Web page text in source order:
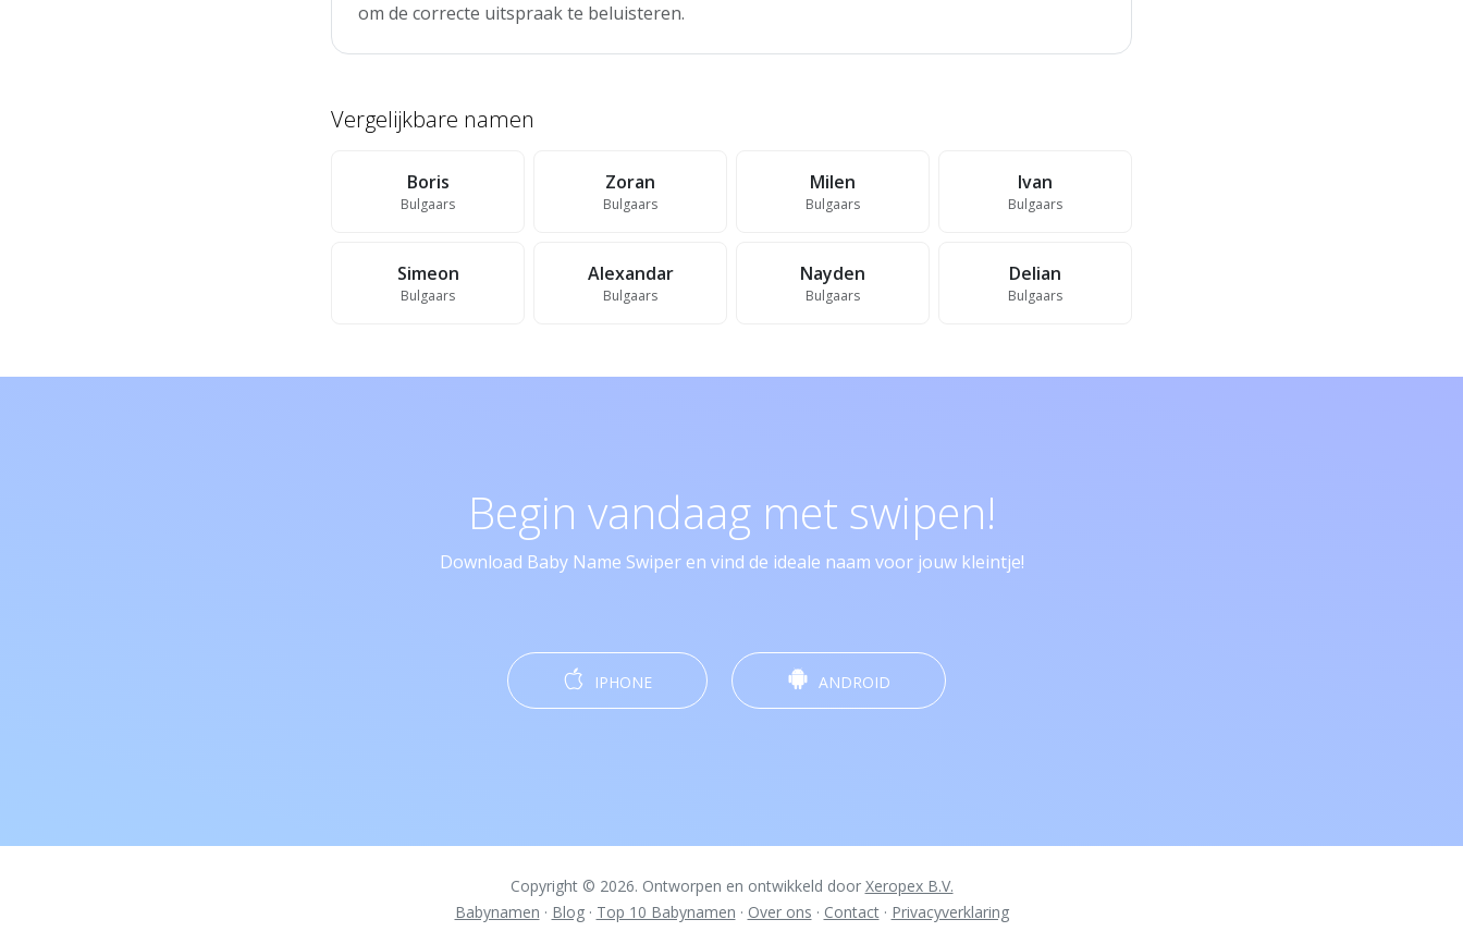
om de correcte uitspraak te beluisteren.
Vergelijkbare namen
Boris
Bulgaars
Zoran
Bulgaars
Milen
Bulgaars
Ivan
Bulgaars
Simeon
Bulgaars
Alexandar
Bulgaars
Nayden
Bulgaars
Delian
Bulgaars
Begin vandaag met swipen!
Download Baby Name Swiper en vind de ideale naam voor jouw kleintje!
IPHONE ANDROID
Copyright © 2026. Ontworpen en ontwikkeld door Xeropex B.V.
Babynamen · Blog· Top 10 Babynamen · Over ons · Contact· Privacyverklaring